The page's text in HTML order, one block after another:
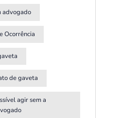
advogado
Ocorrência
de gaveta
agir sem a